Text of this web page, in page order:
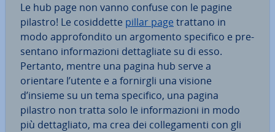
Le hub page non vanno confuse con le pagine
pilastro! Le co­sid­det­te pillar page trattano in
modo ap­pro­fon­di­to un argomento specifico e pre­
sen­ta­no in­for­ma­zio­ni det­ta­glia­te su di esso.
Pertanto, mentre una pagina hub serve a
orientare l’utente e a fornirgli una visione
d’insieme su un tema specifico, una pagina
pilastro non tratta solo le in­for­ma­zio­ni in modo
più det­ta­glia­to, ma crea dei col­le­ga­men­ti con gli